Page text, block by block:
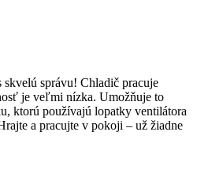
správu! Chladič pracuje
je veľmi nízka. Umožňuje to
ktorú používajú lopatky ventilátora
a pracujte v pokoji – už žiadne